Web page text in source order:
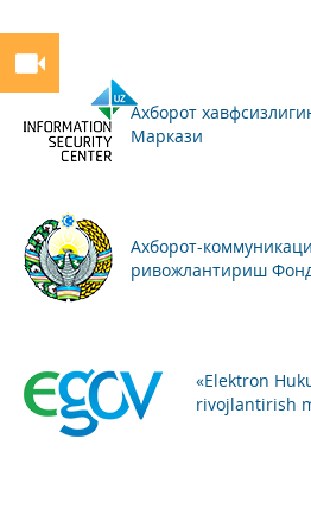
Ахборот
Маркази
Ахборот-
ривожлантириш
«Elektron
rivojlantirish